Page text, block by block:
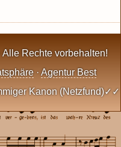
Alle Rechte vorbehalten!
· Agentur Best
Kanon (Netzfund)✓✓